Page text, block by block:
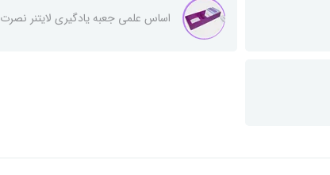
اساس علمی جعبه یادگیری لایتنر نصرت